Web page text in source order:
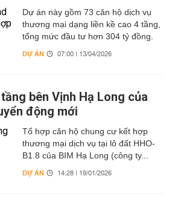
Dự án này gồm 73 căn hộ dịch vụ
thương mại dạng liền kề cao 4 tầng,
tổng mức đầu tư hơn 304 tỷ đồng.
DỰ ÁN 07:00 | 13/04/2026
bên Vịnh Hạ Long của
động mới
Tổ hợp căn hộ chung cư kết hợp
thương mại dịch vụ tại lô đất HHO-
B1.8 của BIM Hạ Long (công ty...
DỰ ÁN 14:28 | 19/01/2026